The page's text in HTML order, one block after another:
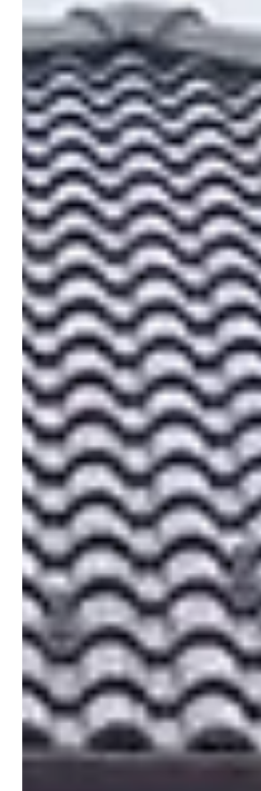
máj. 25. 3 perc olvasás
Építés, felújítás
Beltéri liftek, utólag is
Sok építkező bánja meg a
gondolt az öregedésre, a
lakásokban az a pár lépcsőfok
fiatal korban és egészségesen,
az ízületek, merevek a lábak,
folytán gipszbe kerülnek
kétszintes lakásba belső liftet
helyzeten.